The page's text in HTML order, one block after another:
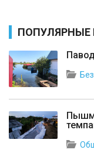
ПОПУЛЯРНЫЕ